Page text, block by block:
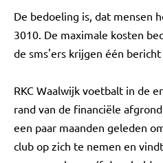
De bedoeling is, dat mensen
3010. De maximale kosten
de sms'ers krijgen één
RKC Waalwijk voetbalt in de
rand van de financiële
een paar maanden geleden
club op zich te nemen en